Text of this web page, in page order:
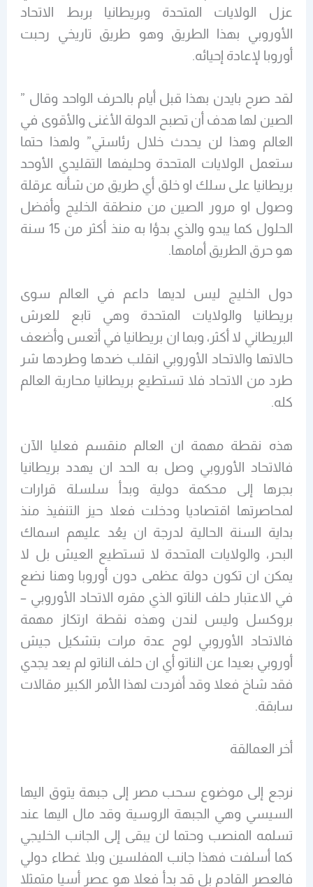
عزل الولايات المتحدة وبريطانيا بربط الاتحاد
الأوروبي بهذا الطريق وهو طريق تاريخي رحبت
أوروبا لإعادة إحيائه.
لقد صرح بايدن بهذا قبل أيام بالحرف الواحد وقال ”
الصين لها هدف أن تصبح الدولة الأغنى والأقوى في
العالم وهذا لن يحدث خلال رئاستي” ولهذا حتما
ستعمل الولايات المتحدة وحليفها التقليدي الأوحد
بريطانيا على سلك او خلق أي طريق من شأنه عرقلة
وصول او مرور الصين من منطقة الخليج وأفضل
الحلول كما يبدو والذي بدؤا به منذ أكثر من 15 سنة
هو حرق الطريق أمامها.
دول الخليج ليس لديها داعم في العالم سوى
بريطانيا والولايات المتحدة وهي تابع للعرش
البريطاني لا أكثر، وبما ان بريطانيا في أتعس وأضعف
حالاتها والاتحاد الأوروبي انقلب ضدها وطردها شر
طرد من الاتحاد فلا تستطيع بريطانيا محاربة العالم
كله.
هذه نقطة مهمة ان العالم منقسم فعليا الآن
فالاتحاد الأوروبي وصل به الحد ان يهدد بريطانيا
بجرها إلى محكمة دولية وبدأ سلسلة قرارات
لمحاصرتها اقتصاديا ودخلت فعلا حيز التنفيذ منذ
بداية السنة الحالية لدرجة ان يعُد عليهم اسماك
البحر، والولايات المتحدة لا تستطيع العيش بل لا
يمكن ان تكون دولة عظمى دون أوروبا وهنا نضع
في الاعتبار حلف الناتو الذي مقره الاتحاد الأوروبي –
بروكسل وليس لندن وهذه نقطة ارتكاز مهمة
فالاتحاد الأوروبي لوح عدة مرات بتشكيل جيش
أوروبي بعيدا عن الناتو أي ان حلف الناتو لم يعد يجدي
فقد شاخ فعلا وقد أفردت لهذا الأمر الكبير مقالات
سابقة.
أخر العمالقة
نرجع إلى موضوع سحب مصر إلى جبهة يتوق اليها
السيسي وهي الجبهة الروسية وقد مال اليها عند
تسلمه المنصب وحتما لن يبقى إلى الجانب الخليجي
كما أسلفت فهذا جانب المفلسين وبلا غطاء دولي
فالعصر القادم بل قد بدأ فعلا هو عصر أسيا متمثلا